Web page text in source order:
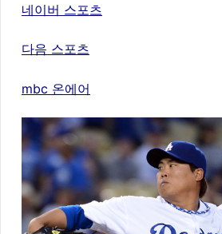
네이버 스포츠
다음 스포츠
mbc 온에어